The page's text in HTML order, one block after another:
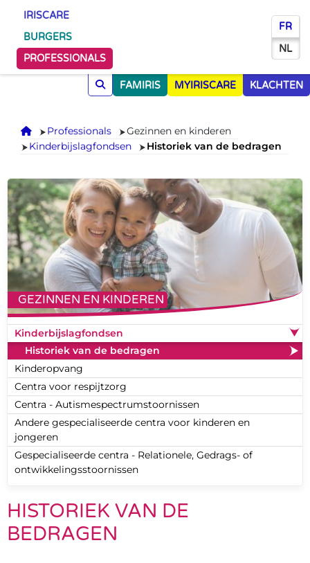
IRISCARE
BURGERS
PROFESSIONALS
FR
NL
FAMIRIS MYIRISCARE KLACHTEN
Onthaal
Professionals
Gezinnen en kinderen
Kinderbijslagfondsen
Historiek van de bedragen
GEZINNEN EN KINDEREN
Kinderbijslagfondsen
Historiek van de bedragen
Kinderopvang
Centra voor respijtzorg
Centra - Autismespectrumstoornissen
Andere gespecialiseerde centra voor kinderen en
jongeren
Gespecialiseerde centra - Relationele, Gedrags- of
ontwikkelingsstoornissen
HISTORIEK VAN DE
BEDRAGEN